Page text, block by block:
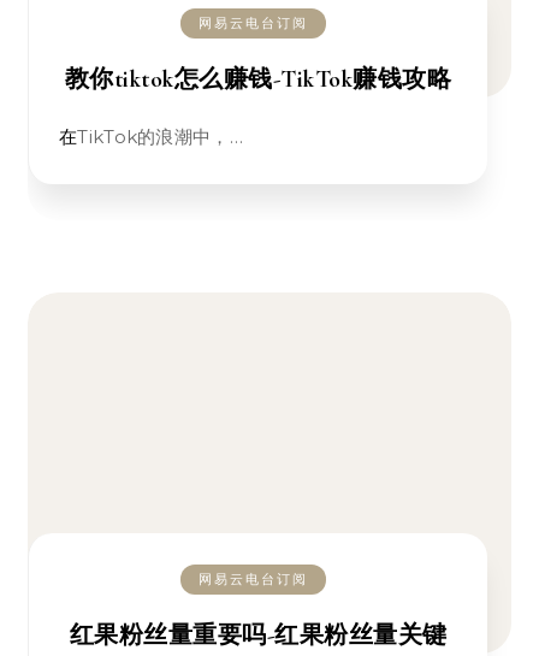
网易云电台订阅
教你tiktok怎么赚钱-TikTok赚钱攻略
在TikTok的浪潮中，…
网易云电台订阅
红果粉丝量重要吗-红果粉丝量关键